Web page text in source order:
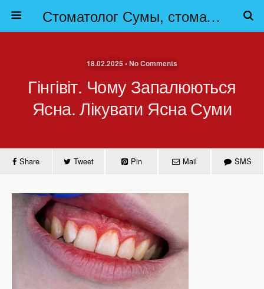
Стоматолог Сумы, стоматологические клиники Сумы, детская стоматология в Сумах. | Частная стоматология Сумы
18.02.2025 • No Comments
Гінгівіт. Чому Запалюються
Ясна. Лікувати Ясна Суми
Share Tweet Pin Mail SMS